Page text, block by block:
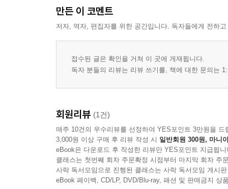
만든 이 코멘트
저자, 역자, 편집자를 위한 공간입니다. 독자들에게 전하
접수된 글은 확인을 거쳐 이 곳에 게재됩니다.
독자 분들의 리뷰는 리뷰 쓰기를, 책에 대한 문의는
회원리뷰 (1건)
매주 10건의 우수리뷰를 선정하여 YES포인트 3만원을 드
3,000원 이상 구매 후 리뷰 작성 시 일반회원 300원, 마니
eBook은 다운로드 후 작성한 리뷰만 YES포인트 지급됩니
클래스는 첫번째 회차 주문확정 시점부터 마지막 회차 주
사락 독서모임으로 진행된 클래스는 사락 독서모임 게시
eBook 페이백, CD/LP, DVD/Blu-ray, 패션 및 판매금지 상